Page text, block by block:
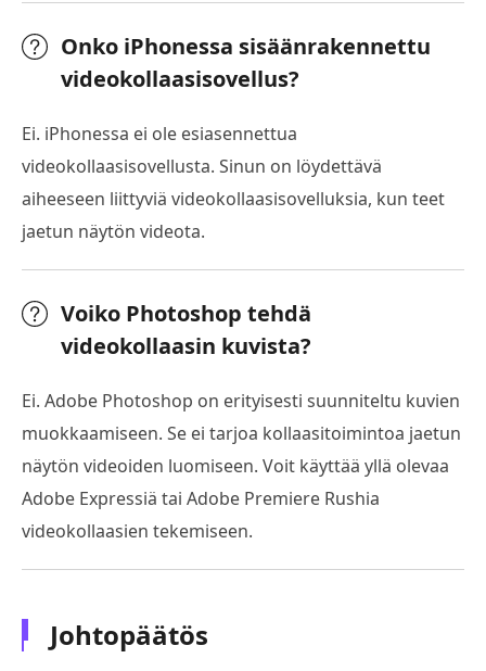
Onko iPhonessa sisäänrakennettu
videokollaasisovellus?
Ei. iPhonessa ei ole esiasennettua
videokollaasisovellusta. Sinun on löydettävä
aiheeseen liittyviä videokollaasisovelluksia, kun teet
jaetun näytön videota.
Voiko Photoshop tehdä
videokollaasin kuvista?
Ei. Adobe Photoshop on erityisesti suunniteltu kuvien
muokkaamiseen. Se ei tarjoa kollaasitoimintoa jaetun
näytön videoiden luomiseen. Voit käyttää yllä olevaa
Adobe Expressiä tai Adobe Premiere Rushia
videokollaasien tekemiseen.
Johtopäätös